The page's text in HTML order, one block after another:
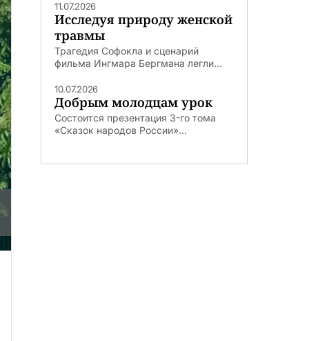
11.07.2026
Исследуя природу женской
травмы
Трагедия Софокла и сценарий
фильма Ингмара Бергмана легли...
10.07.2026
Добрым молодцам урок
Состоится презентация 3-го тома
«Сказок народов России»...